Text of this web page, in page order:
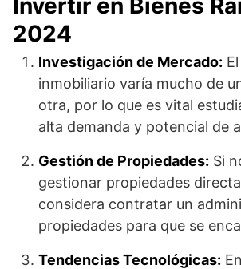
Invertir en Bienes
2024
Investigación de Mercado:
inmobiliario varía mucho de
otra, por lo que es vital
alta demanda y potencial de
Gestión de Propiedades: Si
gestionar propiedades
considera contratar un
propiedades para que se
Tendencias Tecnológicas: